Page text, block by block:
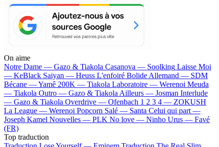
On aime
Notre Dame — Gazo & Tiakola Casanova — Soolking Laisse Moi
— KeBlack Saiyan — Heuss L'enfoiré Bolide Allemand — SDM
Bécane —Yamê 200K — Tiakola Laboratoire — Werenoi Meuda
— Tiakola Outro — Gazo & Tiakola Ailleurs — Josman Interlude
— Gazo & Tiakola Overdrive — Ofenbach 1 2 3 4 — ZOKUSH
La League — Werenoi Popcorn Salé — Santa Celui qui part —
Joseph Kamel Nouvelles — PLK No love — Ninho Urus — Favé
(FR)
Top traduction